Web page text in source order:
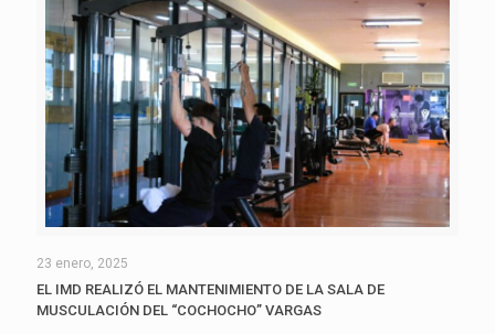
23 enero, 2025
EL IMD REALIZÓ EL MANTENIMIENTO DE LA SALA DE
MUSCULACIÓN DEL “COCHOCHO” VARGAS